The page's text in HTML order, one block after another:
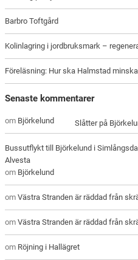
Barbro Toftgård
Kolinlagring i jordbruksmark –
Föreläsning: Hur ska Halmstad
Senaste kommentarer
Slåtter på
om Björkelund
Bussutflykt till Björkelund i
Alvesta
om Björkelund
omVästra Stranden är räddad från
omVästra Stranden är räddad från
om Röjning i Hallägret